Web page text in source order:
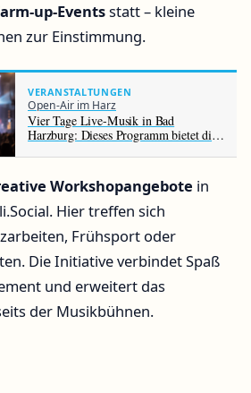
up-Eventsstatt – kleine
zur Einstimmung.
VERANSTALTUNGEN
Open-Air im Harz
Vier Tage Live-Musik in Bad
Harzburg: Dieses Programm bietet die
Workshopangebote in
Hier treffen sich
Frühsport oder
Die Initiative verbindet Spaß
und erweitert das
der Musikbühnen.